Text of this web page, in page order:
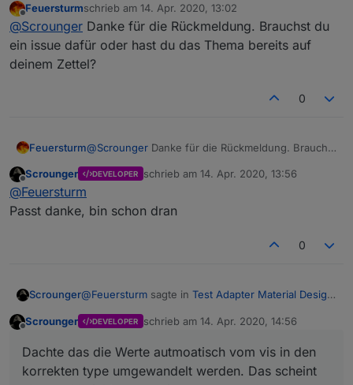
Wenn ich das Log richtig deute, wird versucht
einen String in den Datenpunkt zu schreiben
und nicht ein numerischer Wert.
mein Vorhaben überhaupt geeignet?
Das ist ein Fehler im Widget bzw. genrell in allen
Widgets.
korrekten type umgewandelt werden. Das scheint
gegenprüfen
Offline
Feuersturmschrieb am 14. Apr. 2020, 13:02
zuletzt editiert von
@Scrounger Danke für die Rückmeldung. Brauchst du
ein issue dafür oder hast du das Thema bereits auf
deinem Zettel?
0
Feuersturm@Scrounger Danke für die Rückmeldung. Brauchst
auf deinem Zettel?
Offline
Scrounger DEVELOPER schrieb am 14. Apr. 2020, 13:56
zuletzt editiert von
@Feuersturm
Passt danke, bin schon dran
0
Scrounger@Feuersturm sagte in Test Adapter Material Design
einen String in den Datenpunkt zu schreiben
und nicht ein numerischer Wert.
Das ist ein Fehler im Widget bzw. genrell in allen
Widgets.
Scrounger DEVELOPER schrieb am 14. Apr. 2020, 14:56
zuletzt editiert von
Dachte das die Werte autmoatisch vom vis in den
korrekten type umgewandelt werden. Das scheint